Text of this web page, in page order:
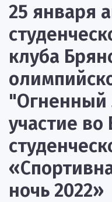
25 января
клуба
"Огненный
участие во
ночь 2022»